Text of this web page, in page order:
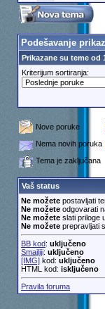
Podešavanje
Prikazane su teme od
Kriterijum sortiranja:
Nove poruke
Nema novih poruka
Tema je zaključana
Vaš status
Ne možetepostavljati
Ne možeteodgovarati
Ne možeteslati priloge
Ne možeteprepravljati
BB kod: uključeno
Smajliji: uključeno
[IMG]kod: uključeno
HTML kod: isključeno
Pravila foruma